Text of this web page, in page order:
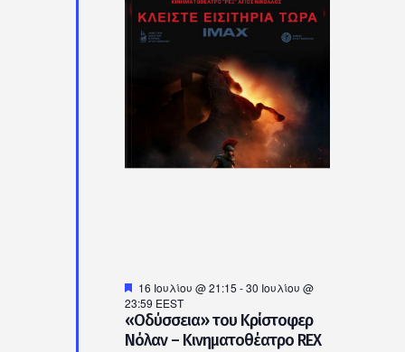
«Οδύσσεια» του Κρίστοφερ
Νόλαν – Κινηματοθέατρο REX
Προτεινόμενο
16 Ιουλίου @ 21:15 -30 Ιουλίου @
23:59 EEST